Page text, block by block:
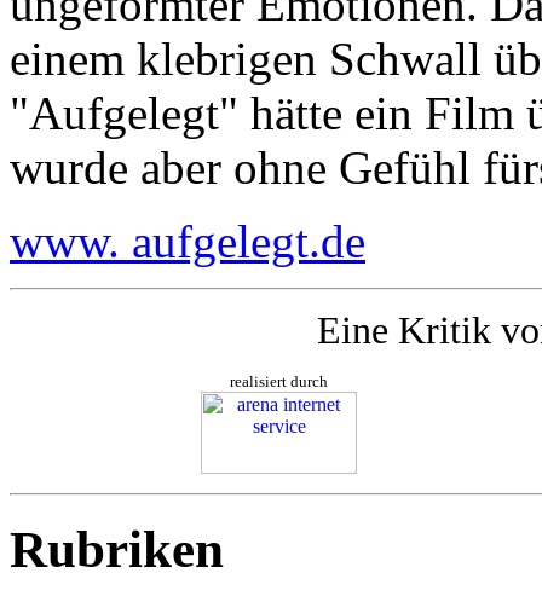
einem klebrigen Schwall
"Aufgelegt" hätte ein Film
wurde aber ohne Gefühl
www. aufgelegt.de
Eine Kritik
realisiert durch
Rubriken